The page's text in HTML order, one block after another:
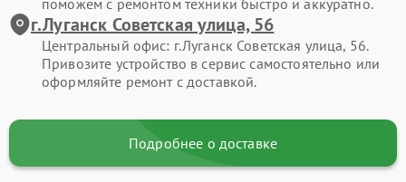
поможем с ремонтом техники быстро и аккуратно.
г.Луганск Советская улица, 56
Центральный офис: г.Луганск Советская улица, 56.
Привозите устройство в сервис самостоятельно или
оформляйте ремонт с доставкой.
Подробнее о доставке